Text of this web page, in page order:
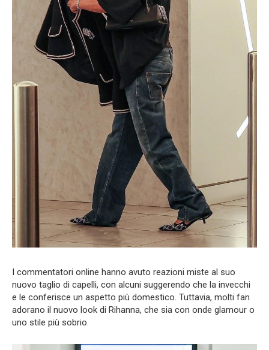
I commentatori online hanno avuto reazioni miste al suo
nuovo taglio di capelli, con alcuni suggerendo che la invecchi
e le conferisce un aspetto più domestico. Tuttavia, molti fan
adorano il nuovo look di Rihanna, che sia con onde glamour o
uno stile più sobrio.